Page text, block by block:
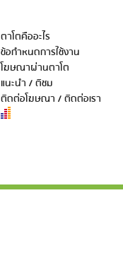
ตาโตคืออะไร
ข้อกำหนดการใช้งาน
โฆษณาผ่านตาโต
แนะนำ / ติชม
ติดต่อโฆษณา / ติดต่อเรา